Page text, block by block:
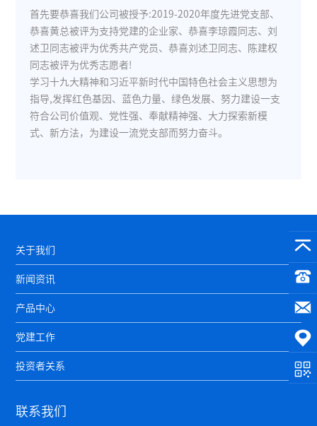
首先要恭喜我们公司被授予:2019-2020年度先进党支部、
恭喜黄总被评为支持党建的企业家、恭喜李琼霞同志、刘
述卫同志被评为优秀共产党员、恭喜刘述卫同志、陈建权
同志被评为优秀志愿者!
学习十九大精神和习近平新时代中国特色社会主义思想为
指导,发挥红色基因、蓝色力量、绿色发展、努力建设一支
符合公司价值观、党性强、奉献精神强、大力探索新模
式、新方法，为建设一流党支部而努力奋斗。
关于我们
新闻资讯
产品中心
党建工作
投资者关系
联系我们